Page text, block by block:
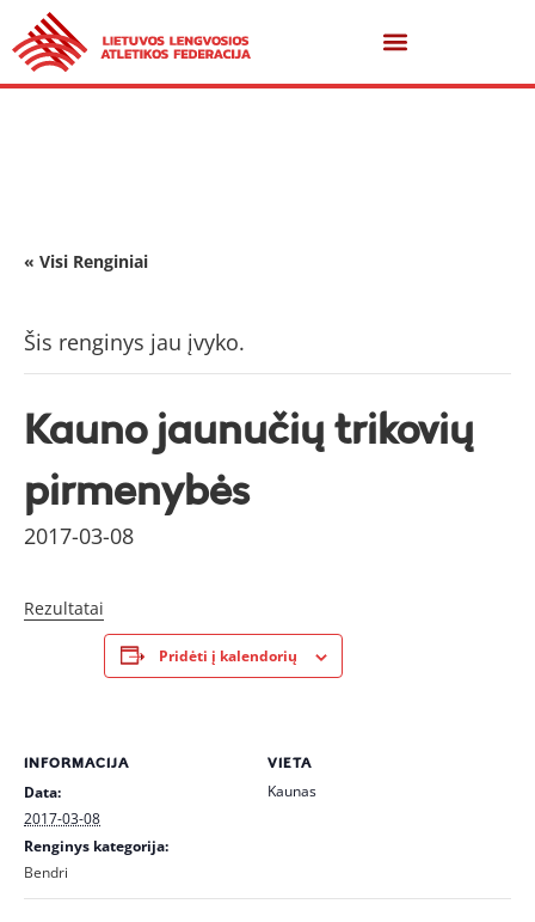
« Visi Renginiai
Šis renginys jau įvyko.
Kauno jaunučių trikovių
pirmenybės
2017-03-08
Rezultatai
Pridėti į kalendorių
INFORMACIJA
Data:
2017-03-08
Renginys kategorija:
Bendri
VIETA
Kaunas